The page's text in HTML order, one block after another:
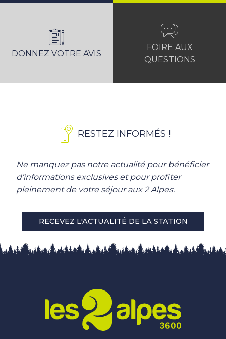
DONNEZ VOTRE AVIS
FOIRE AUX
QUESTIONS
RESTEZ INFORMÉS !
Ne manquez pas notre actualité pour bénéficier
d’informations exclusives et pour profiter
pleinement de votre séjour aux 2 Alpes.
RECEVEZ L'ACTUALITÉ DE LA STATION